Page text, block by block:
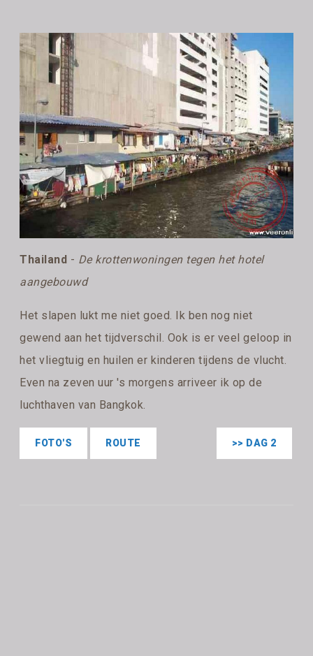
Thailand - De krottenwoningen tegen het hotel
aangebouwd
Het slapen lukt me niet goed. Ik ben nog niet
gewend aan het tijdverschil. Ook is er veel geloop in
het vliegtuig en huilen er kinderen tijdens de vlucht.
Even na zeven uur 's morgens arriveer ik op de
luchthaven van Bangkok.
>> DAG 2
FOTO'S ROUTE